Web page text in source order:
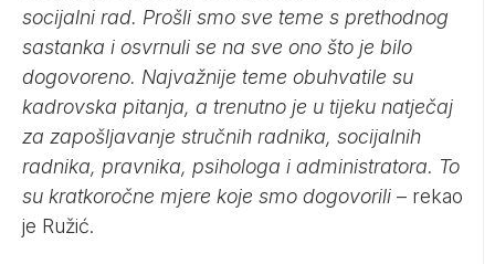
socijalni rad. Prošli smo sve teme s prethodnog
sastanka i osvrnuli se na sve ono što je bilo
dogovoreno. Najvažnije teme obuhvatile su
kadrovska pitanja, a trenutno je u tijeku natječaj
za zapošljavanje stručnih radnika, socijalnih
radnika, pravnika, psihologa i administratora. To
su kratkoročne mjere koje smo dogovorili – rekao
je Ružić.